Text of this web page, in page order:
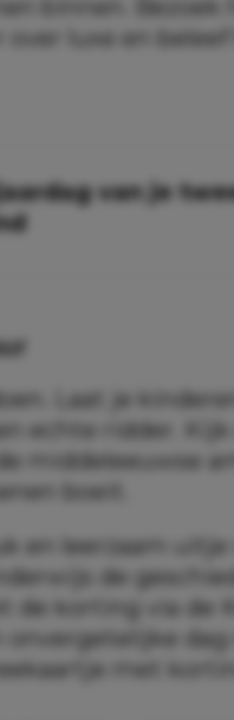
binnen. Bezoek
over luxe en
van je
Laat je
echte ridder.
middeleeuwse
boeit.
en leerzaam
de
de korting via de
onvergetelijke
met